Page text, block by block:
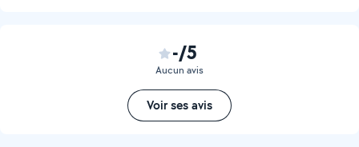
-/5
Aucun avis
Voir ses avis